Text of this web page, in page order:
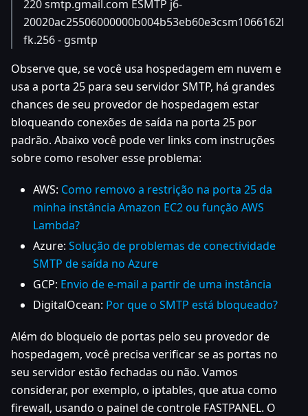
220 smtp.gmail.com ESMTP j6-
20020ac25506000000b004b53eb60e3csm1066162l
fk.256 - gsmtp
Observe que, se você usa hospedagem em nuvem e
usa a porta 25 para seu servidor SMTP, há grandes
chances de seu provedor de hospedagem estar
bloqueando conexões de saída na porta 25 por
padrão. Abaixo você pode ver links com instruções
sobre como resolver esse problema:
AWS: Como removo a restrição na porta 25 da
minha instância Amazon EC2 ou função AWS
Lambda?
Azure: Solução de problemas de conectividade
SMTP de saída no Azure
GCP: Envio de e-mail a partir de uma instância
DigitalOcean: Por que o SMTP está bloqueado?
Além do bloqueio de portas pelo seu provedor de
hospedagem, você precisa verificar se as portas no
seu servidor estão fechadas ou não. Vamos
considerar, por exemplo, o iptables, que atua como
firewall, usando o painel de controle FASTPANEL. O